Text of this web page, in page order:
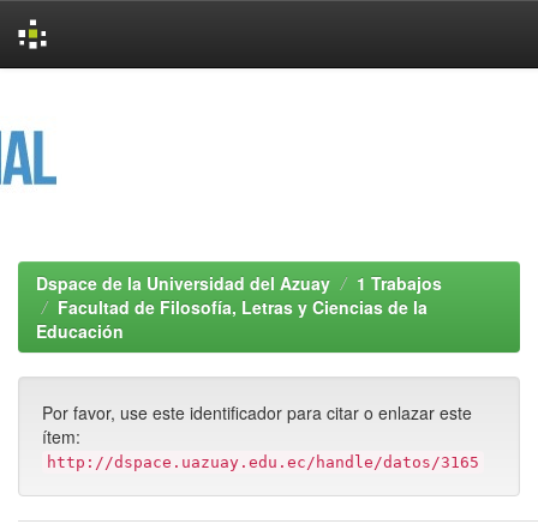
Dspace de la Universidad del Azuay
1 Trabajos
Facultad de Filosofía, Letras y Ciencias de la
Educación
Por favor, use este identificador para citar o enlazar este
ítem:
http://dspace.uazuay.edu.ec/handle/datos/3165